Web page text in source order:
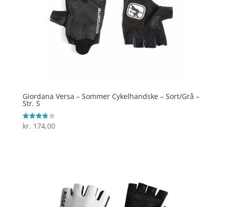
Giordana Versa – Sommer Cykelhandske – Sort/Grå –
Str. S
Vurderet
3.8
kr. 174,00